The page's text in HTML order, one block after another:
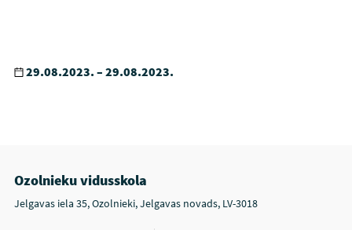
29.08.2023. – 29.08.2023.
Ozolnieku vidusskola
Jelgavas iela 35, Ozolnieki, Jelgavas novads, LV-3018